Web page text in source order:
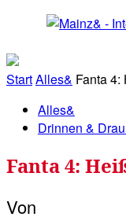
StartAlles& Fanta
Alles&
Drinnen &
Fanta 4:
Von